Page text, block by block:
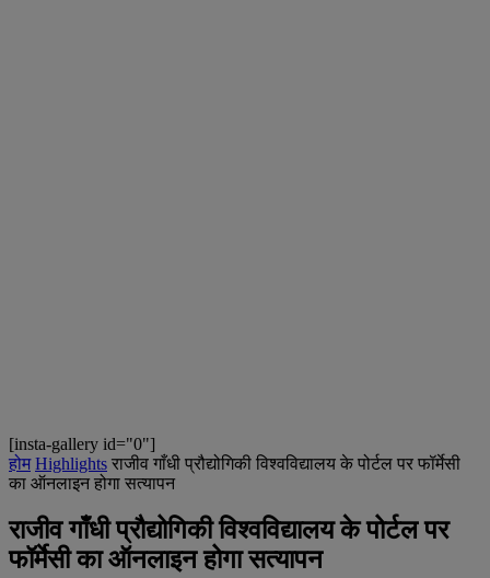
[insta-gallery id="0"]
होम Highlights राजीव गाँधी प्रौद्योगिकी विश्वविद्यालय के पोर्टल पर फॉर्मेसी
का ऑनलाइन होगा सत्यापन
राजीव गाँधी प्रौद्योगिकी विश्वविद्यालय के पोर्टल पर
फॉर्मेसी का ऑनलाइन होगा सत्यापन